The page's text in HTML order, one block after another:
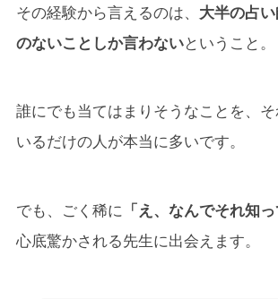
その経験から言えるのは、 大半の占
のないことしか言わないということ。
誰にでも当てはまりそうなことを、
いるだけの人が本当に多いです。
でも、ごく稀に 「え、なんでそれ知
心底驚かされる先生に出会えます。